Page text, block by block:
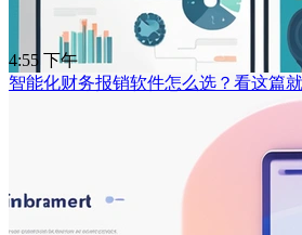
4:55 下午
智能化财务报销软件怎么选？看这篇